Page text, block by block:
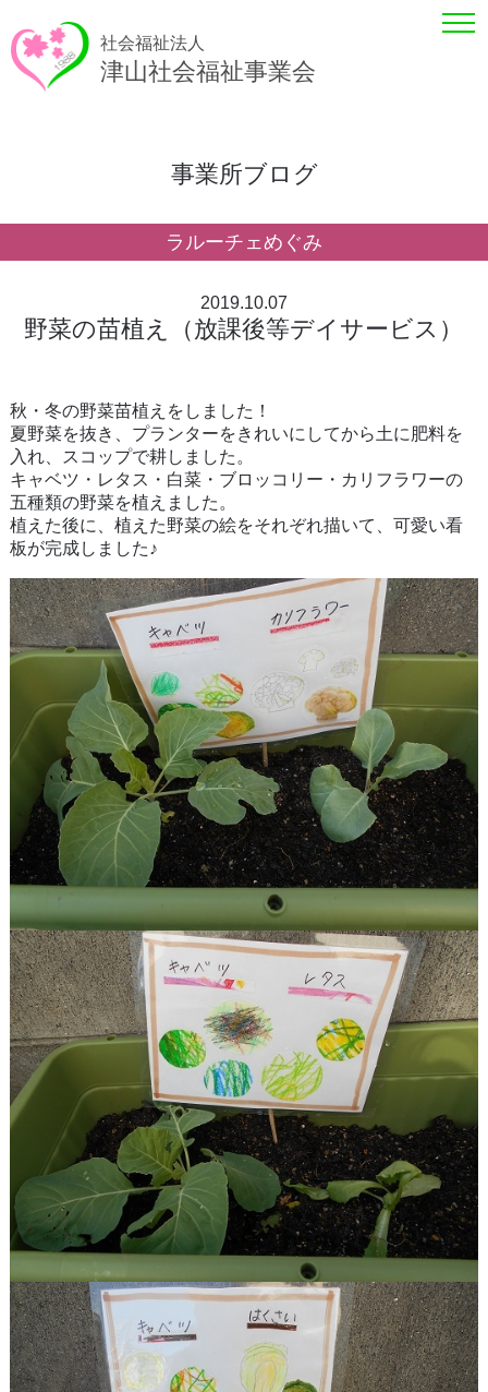
社会福祉法人
津山社会福祉事業会
事業所ブログ
ラルーチェめぐみ
2019.10.07
野菜の苗植え（放課後等デイサービス）
秋・冬の野菜苗植えをしました！
夏野菜を抜き、プランターをきれいにしてから土に肥料を
入れ、スコップで耕しました。
キャベツ・レタス・白菜・ブロッコリー・カリフラワーの
五種類の野菜を植えました。
植えた後に、植えた野菜の絵をそれぞれ描いて、可愛い看
板が完成しました♪